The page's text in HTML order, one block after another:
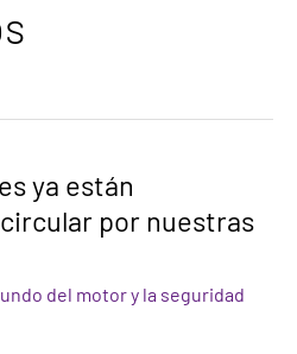
ya están
por nuestras
del motor y la seguridad